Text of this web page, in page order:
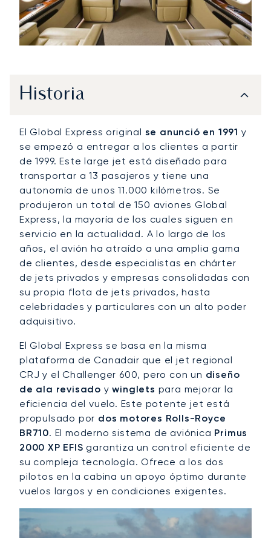
Historia
El Global Express original se anunció en 1991 y
se empezó a entregar a los clientes a partir
de 1999. Este large jet está diseñado para
transportar a 13 pasajeros y tiene una
autonomía de unos 11.000 kilómetros. Se
produjeron un total de 150 aviones Global
Express, la mayoría de los cuales siguen en
servicio en la actualidad. A lo largo de los
años, el avión ha atraído a una amplia gama
de clientes, desde especialistas en chárter
de jets privados y empresas consolidadas con
su propia flota de jets privados, hasta
celebridades y particulares con un alto poder
adquisitivo.
El Global Express se basa en la misma
plataforma de Canadair que el jet regional
CRJ y el Challenger 600, pero con un diseño
de ala revisado ywinglets para mejorar la
eficiencia del vuelo. Este potente jet está
propulsado por dos motores Rolls-Royce
BR710. El moderno sistema de aviónica Primus
2000 XP EFIS garantiza un control eficiente de
su compleja tecnología. Ofrece a los dos
pilotos en la cabina un apoyo óptimo durante
vuelos largos y en condiciones exigentes.